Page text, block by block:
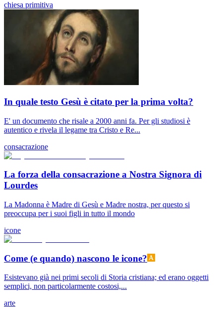
chiesa primitiva
In quale testo Gesù è citato per la prima volta?
E' un documento che risale a 2000 anni fa. Per gli studiosi è
autentico e rivela il legame tra Cristo e Re...
consacrazione
La forza della consacrazione a Nostra Signora di
Lourdes
La Madonna è Madre di Gesù e Madre nostra, per questo si
preoccupa per i suoi figli in tutto il mondo
icone
Come (e quando) nascono le icone?
Esistevano già nei primi secoli di Storia cristiana; ed erano oggetti
semplici, non particolarmente costosi,...
arte